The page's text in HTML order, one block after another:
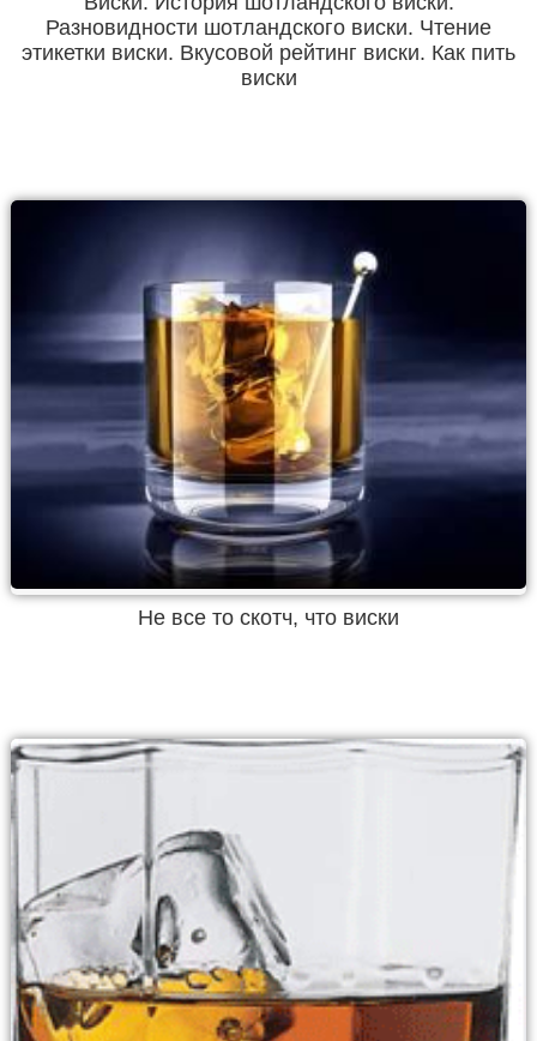
Разновидности шотландского виски. Чтение
этикетки виски. Вкусовой рейтинг виски. Как пить
виски
Не все то скотч, что виски